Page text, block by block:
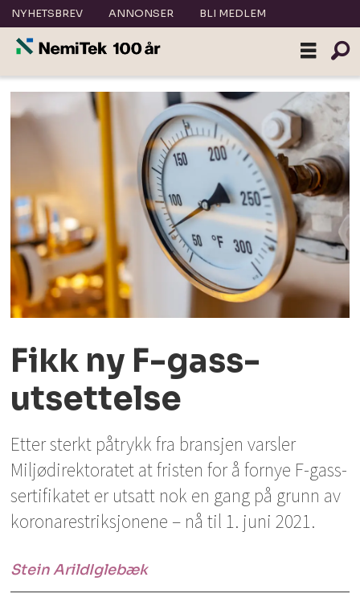
NYHETSBREV ANNONSER BLI MEDLEM
Fikk ny F-gass-
utsettelse
Etter sterkt påtrykk fra bransjen varsler
Miljødirektoratet at fristen for å fornye F-gass-
sertifikatet er utsatt nok en gang på grunn av
koronarestriksjonene – nå til 1. juni 2021.
Stein ArildIglebæk